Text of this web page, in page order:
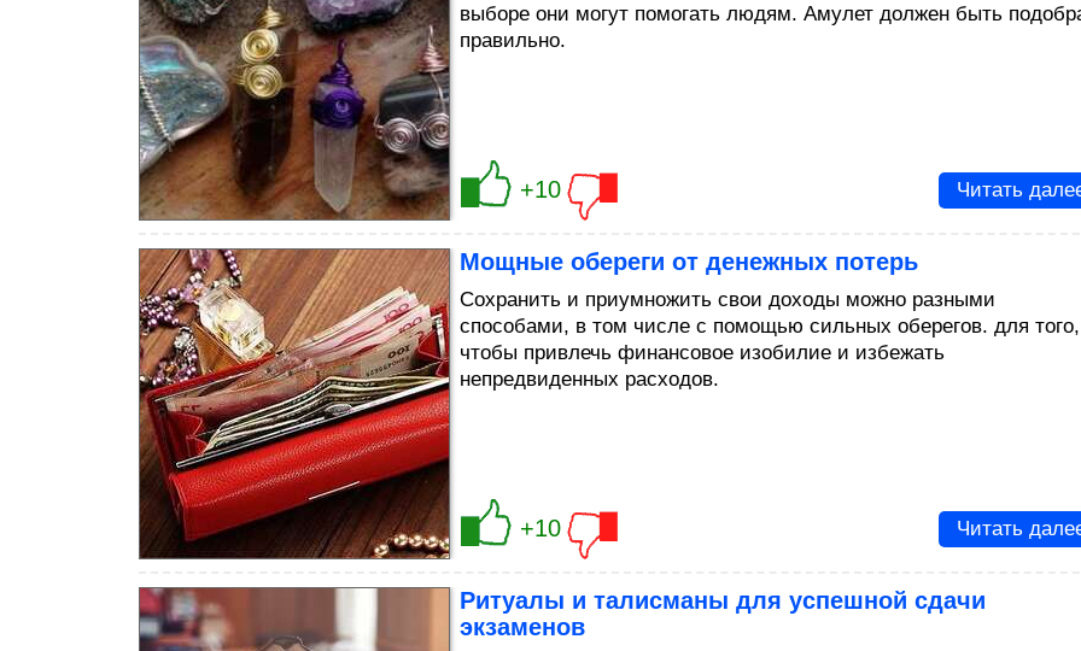
выборе они могут помогать людям. Амулет должен быть
правильно.
+10 Читать
Мощные обереги от денежных потерь
Сохранить и приумножить свои доходы можно разными
способами, в том числе с помощью сильных оберегов. для того,
чтобы привлечь финансовое изобилие и избежать
непредвиденных расходов.
+10 Читать
Ритуалы и талисманы для успешной сдачи
экзаменов